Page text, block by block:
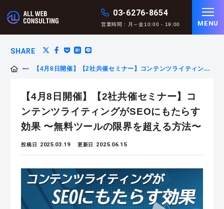
03-6276-8654
営業時間 : 月～金10:00 - 19:00 MENU
SHARE
【4月8日開催】【2社共催セミナー】コンテンツライティング
【4月8日開催】【2社共催セミナー】コ
ンテンツライティングがSEOにもたらす
効果 〜無料ツールの限界を超える方法〜
投稿日 2025.03.19 更新日 2025.06.15